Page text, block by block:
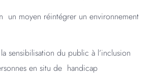
un moyen réintégrer un environnement
sensibilisation du public à l’inclusion
en situ de handicap